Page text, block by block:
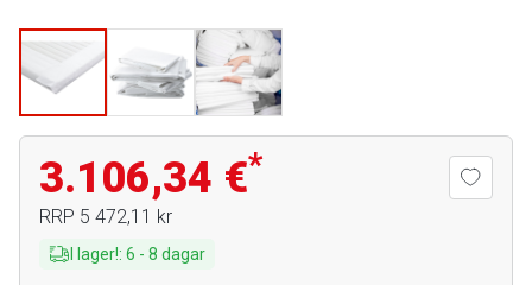
3.106,34 €*
RRP 5 472,11 kr
I lager!: 6 - 8 dagar